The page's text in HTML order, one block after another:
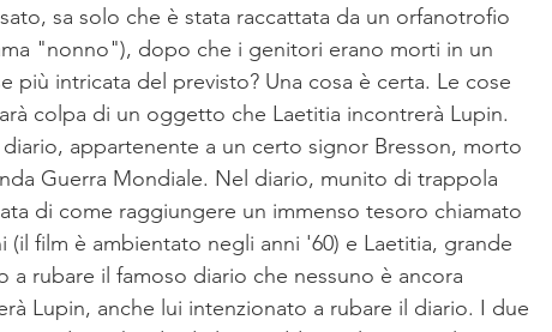
sa solo che è stata raccattata da un orfanotrofio
"nonno"), dopo che i genitori erano morti in un
più intricata del previsto? Una cosa è certa. Le cose
colpa di un oggetto che Laetitia incontrerà Lupin.
appartenente a un certo signor Bresson, morto
Guerra Mondiale. Nel diario, munito di trappola
di come raggiungere un immenso tesoro chiamato
(il film è ambientato negli anni '60) e Laetitia, grande
rubare il famoso diario che nessuno è ancora
Lupin, anche lui intenzionato a rubare il diario. I due